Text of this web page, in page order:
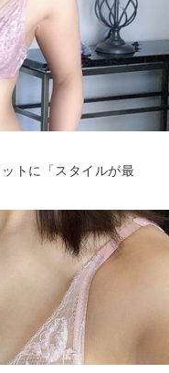
トに「スタイルが最